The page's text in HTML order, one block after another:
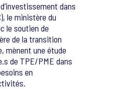
dans
le ministère du
le soutien de
de la transition
mènent une étude
de TPE/PME dans
en